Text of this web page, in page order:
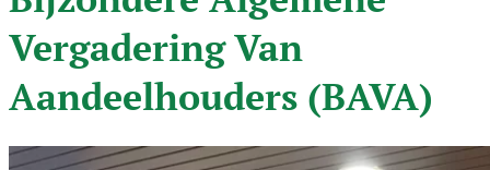
Vergadering Van
Aandeelhouders (BAVA)